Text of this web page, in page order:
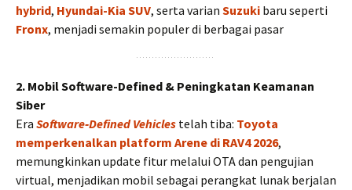
hybrid, Hyundai-Kia SUV, serta varian Suzuki baru seperti
Fronx, menjadi semakin populer di berbagai pasar
2. Mobil Software-Defined & Peningkatan Keamanan
Siber
Era Software‑Defined Vehicles telah tiba: Toyota
memperkenalkan platform Arene di RAV4 2026,
memungkinkan update fitur melalui OTA dan pengujian
virtual, menjadikan mobil sebagai perangkat lunak berjalan